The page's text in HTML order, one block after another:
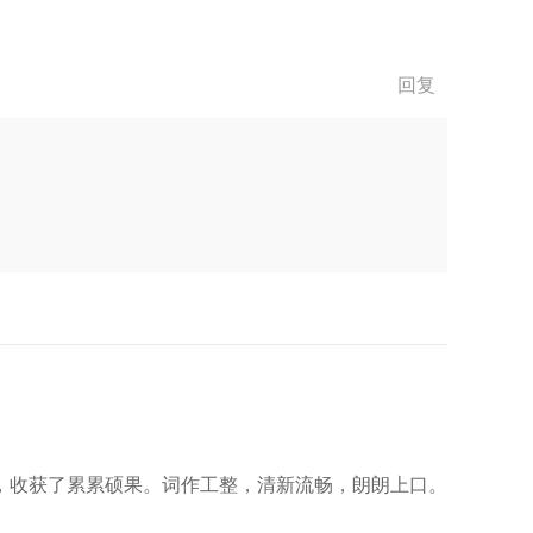
回复
获了累累硕果。词作工整，清新流畅，朗朗上口。